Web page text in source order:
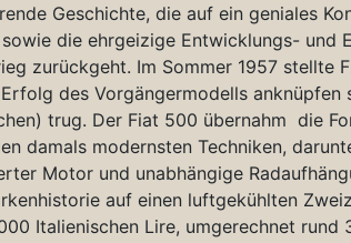
Geschichte, die auf ein geniales
die ehrgeizige Entwicklungs- und
zurückgeht. Im Sommer 1957 stellte
des Vorgängermodells anknüpfen
trug. Der Fiat 500 übernahm die
damals modernsten Techniken,
Motor und unabhängige
auf einen luftgekühlten
Italienischen Lire, umgerechnet rund